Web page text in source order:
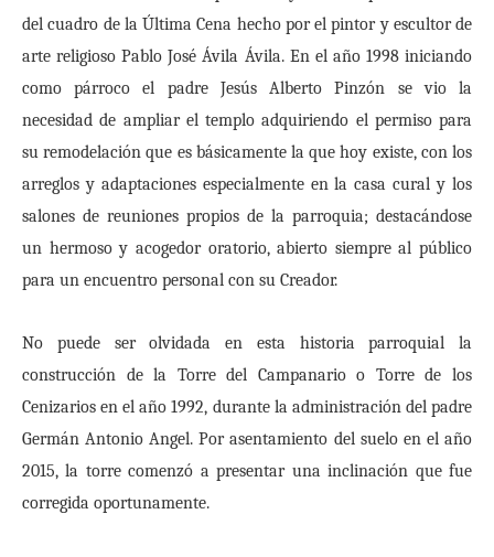
del cuadro de la Última Cena hecho por el pintor y escultor de
arte religioso Pablo José Ávila Ávila. En el año 1998 iniciando
como párroco el padre Jesús Alberto Pinzón se vio la
necesidad de ampliar el templo adquiriendo el permiso para
su remodelación que es básicamente la que hoy existe, con los
arreglos y adaptaciones especialmente en la casa cural y los
salones de reuniones propios de la parroquia; destacándose
un hermoso y acogedor oratorio, abierto siempre al público
para un encuentro personal con su Creador.
No puede ser olvidada en esta historia parroquial la
construcción de la Torre del Campanario o Torre de los
Cenizarios en el año 1992, durante la administración del padre
Germán Antonio Angel. Por asentamiento del suelo en el año
2015, la torre comenzó a presentar una inclinación que fue
corregida oportunamente.